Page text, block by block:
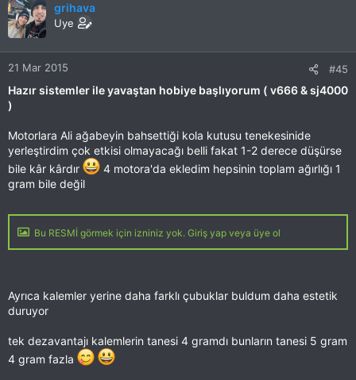
grihava
Uye
21 Mar 2015 #45
Hazır sistemler ile yavaştan hobiye başlıyorum ( v666 & sj4000
)
Motorlara Ali ağabeyin bahsettiği kola kutusu tenekesinide
yerleştirdim çok etkisi olmayacağı belli fakat 1-2 derece düşürse
bile kâr kârdır
4 motora'da ekledim hepsinin toplam ağırlığı 1
gram bile değil
Bu RESMİ görmek için izniniz yok. Giriş yap veya üye ol
Ayrıca kalemler yerine daha farklı çubuklar buldum daha estetik
duruyor
tek dezavantajı kalemlerin tanesi 4 gramdı bunların tanesi 5 gram
4 gram fazla